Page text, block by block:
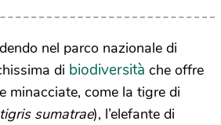
nel parco nazionale di
di biodiversità che offre
minacciate, come la tigre di
sumatrae), l’elefante di